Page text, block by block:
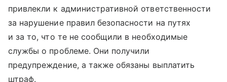
привлекли к административной ответственности
за нарушение правил безопасности на путях
и за то, что те не сообщили в необходимые
службы о проблеме. Они получили
предупреждение, а также обязаны выплатить
штраф.